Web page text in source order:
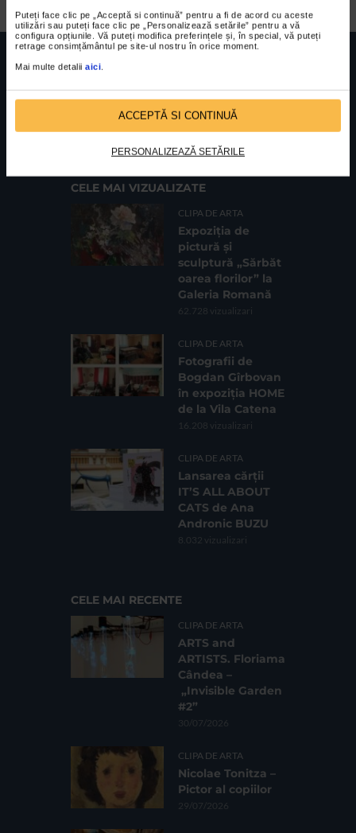
Puteți face clic pe „Acceptă si continuă” pentru a fi de acord cu aceste
utilizări sau puteți face clic pe „Personalizează setările” pentru a vă
configura opțiunile. Vă puteți modifica preferințele și, în special, vă puteți
retrage consimțământul pe site-ul nostru în orice moment.
Mai multe detalii aici
ACCEPTĂ SI CONTINUĂ
PERSONALIZEAZĂ SETĂRILE
FUNDATIA FILDAS ARTNr inreg registrul special: 4 PJ/ 29.01.2013
CELE MAI VIZUALIZATE
CLIPA DE ARTA
Expoziția de
pictură și
sculptură „Sărbăt
oarea florilor” la
Galeria Romană
62.728 vizualizari
CLIPA DE ARTA
Fotografii de
Bogdan Gîrbovan
în expoziția HOME
de la Vila Catena
16.208 vizualizari
CLIPA DE ARTA
Lansarea cărții
IT’S ALL ABOUT
CATS de Ana
Andronic BUZU
8.032 vizualizari
CELE MAI RECENTE
CLIPA DE ARTA
ARTS and
ARTISTS. Floriama
Cândea –
„Invisible Garden
#2”
30/07/2026
CLIPA DE ARTA
Nicolae Tonitza –
Pictor al copiilor
29/07/2026